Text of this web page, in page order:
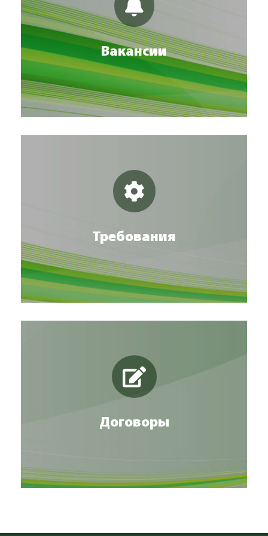
Вакансии
Работа в АО "ИПФ "Воронеж"
СМОТРЕТЬ
Требования
Техтребования к файлам
ЧИТАТЬ
Договоры
Скачать типовые договоры